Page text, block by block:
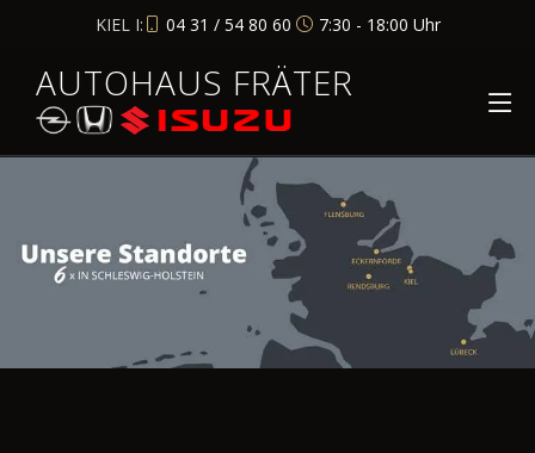
KIEL I: 04 31 / 54 80 60 7:30 - 18:00 Uhr
AUTOHAUS FRÄTER